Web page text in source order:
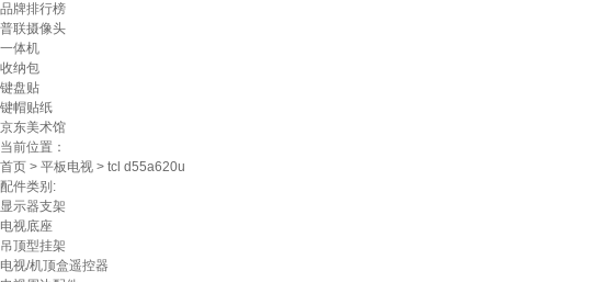
品牌排行榜
普联摄像头
一体机
收纳包
键盘贴
键帽贴纸
京东美术馆
当前位置：
首页 > 平板电视 > tcl d55a620u
配件类别:
显示器支架
电视底座
吊顶型挂架
电视/机顶盒遥控器